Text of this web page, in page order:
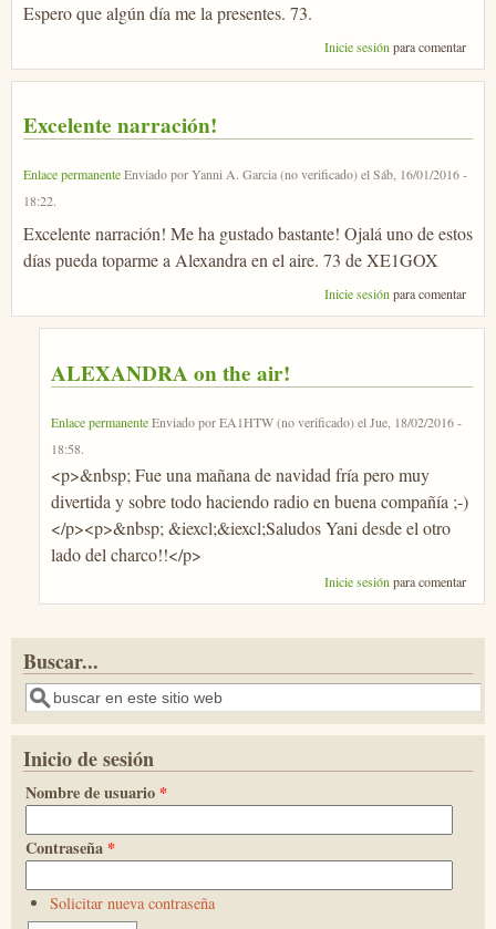
Espero que algún día me la presentes. 73.
Inicie sesión para comentar
Excelente narración!
Enlace permanenteEnviado porYanni A. Garcia (no verificado)elSáb, 16/01/2016 -
18:22.
Excelente narración! Me ha gustado bastante! Ojalá uno de estos
días pueda toparme a Alexandra en el aire. 73 de XE1GOX
Inicie sesiónpara comentar
ALEXANDRA on the air!
Enlace permanenteEnviado porEA1HTW (no verificado)elJue, 18/02/2016 -
18:58.
<p>&nbsp; Fue una mañana de navidad fría pero muy
divertida y sobre todo haciendo radio en buena compañía ;-)
</p><p>&nbsp; &iexcl;&iexcl;Saludos Yani desde el otro
lado del charco!!</p>
Inicie sesión para comentar
Buscar...
Buscar
Inicio de sesión
Nombre de usuario *
Contraseña *
Solicitar nueva contraseña